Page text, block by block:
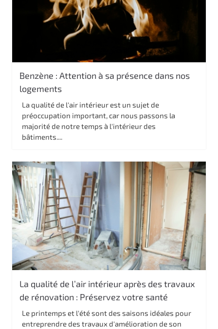
Benzène : Attention à sa présence dans nos
logements
La qualité de l'air intérieur est un sujet de
préoccupation important, car nous passons la
majorité de notre temps à l'intérieur des
bâtiments....
La qualité de l’air intérieur après des travaux
de rénovation : Préservez votre santé
Le printemps et l'été sont des saisons idéales pour
entreprendre des travaux d'amélioration de son